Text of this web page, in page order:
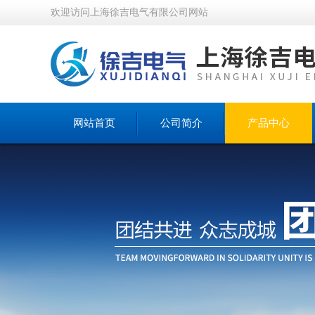
欢迎访问上海徐吉电气有限公司网站
网站首页 公司简介 产品中心